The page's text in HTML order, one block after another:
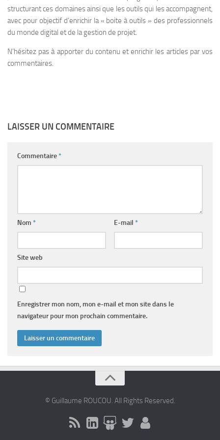
Contact
structurant ces domaines ainsi que les outils qui les accompagnent,
avec pour objectif d’enrichir la « boite à outils » des professionnels
du monde digital et de la gestion de projet.
N’hésitez pas à apporter du contenu et enrichir les articles par vos
commentaires.
LAISSER UN COMMENTAIRE
Commentaire*
Nom * E-mail *
Site web
Enregistrer mon nom, mon e-mail et mon site dans le
navigateur pour mon prochain commentaire.
© Guillaume ROUCOU. All Rights Reserved.